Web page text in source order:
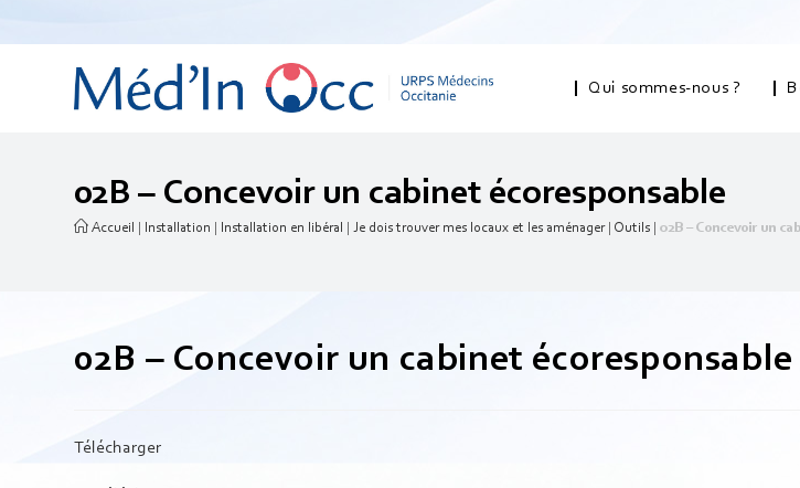
Qui sommes-nous ?
02B – Concevoir un cabinet écoresponsable
Accueil Installation Installation en libéral |Je dois trouver mes locaux et les aménager| Outils |02B – Concevoir un
02B – Concevoir un cabinet écoresponsable
Télécharger